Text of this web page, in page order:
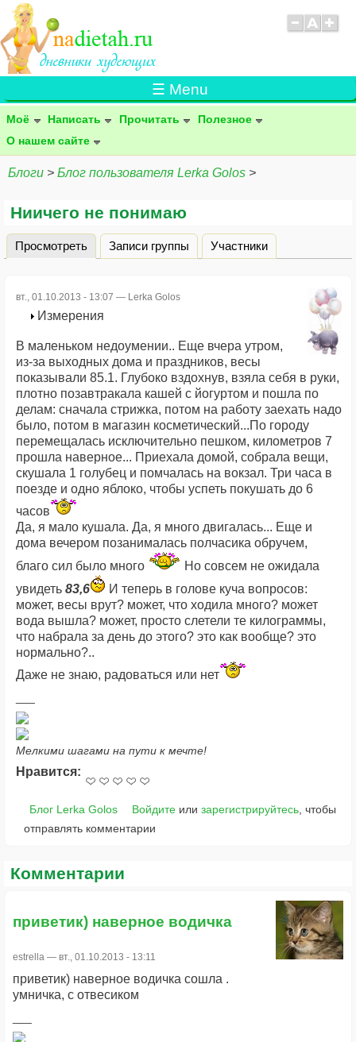
☰ Menu
Моё Написать Прочитать
Полезное
О нашем сайте
Блоги > Блог пользователя Lerka Golos >
Ниичего не понимаю
Главные вкладки
Просмотреть (активная вкладка)
Записи группы Участники
вт., 01.10.2013 - 13:07 — Lerka Golos
Измерения
В маленьком недоумении.. Еще вчера утром,
из-за выходных дома и праздников, весы
показывали 85.1. Глубоко вздохнув, взяла себя в руки,
плотно позавтракала кашей с йогуртом и пошла по
делам: сначала стрижка, потом на работу заехать надо
было, потом в магазин косметический...По городу
перемещалась исключительно пешком, километров 7
прошла наверное... Приехала домой, собрала вещи,
скушала 1 голубец и помчалась на вокзал. Три часа в
поезде и одно яблоко, чтобы успеть покушать до 6
часов
Да, я мало кушала. Да, я много двигалась... Еще и
дома вечером позанималась полчасика обручем,
благо сил было много
Но совсем не ожидала
увидеть 83,6
И теперь в голове куча вопросов:
может, весы врут? может, что ходила много? может
вода вышла? может, просто слетели те килограммы,
что набрала за день до этого? это как вообще? это
нормально?..
Даже не знаю, радоваться или нет
Мелкими шагами на пути к мечте!
Нравится:
Блог Lerka Golos Войдитеили зарегистрируйтесь, чтобы
отправлять комментарии
Комментарии
приветик) наверное водичка
estrella — вт., 01.10.2013 - 13:11
приветик) наверное водичка сошла .
умничка, с отвесиком